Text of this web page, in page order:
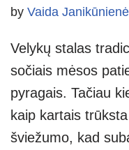
by Vaida Janikūnienė
Velykų stalas
sočiais mėsos
pyragais. Tačiau
kaip kartais
šviežumo, kad